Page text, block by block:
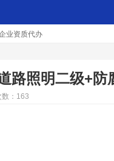
业资质代办
路照明二级+防
：163